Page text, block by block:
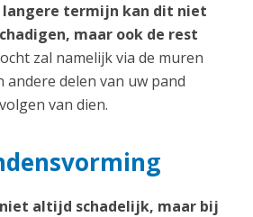
langere termijn kan dit niet
maar ook de rest
zal namelijk via de muren
delen van uw pand
van dien.
altijd schadelijk, maar bij